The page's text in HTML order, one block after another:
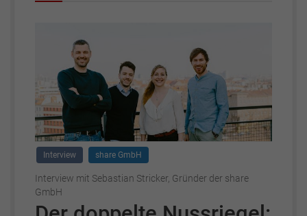
Interview share GmbH
Interview mit Sebastian Stricker, Gründer der share
GmbH